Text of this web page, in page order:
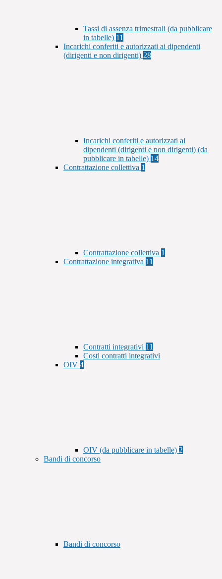
Tassi di assenza trimestrali (da pubblicare
in tabelle) 11
Incarichi conferiti e autorizzati ai dipendenti
(dirigenti e non dirigenti) 28
Incarichi conferiti e autorizzati ai
dipendenti (dirigenti e non dirigenti) (da
pubblicare in tabelle) 14
Contrattazione collettiva 1
Contrattazione collettiva 1
Contrattazione integrativa 11
Contratti integrativi 11
Costi contratti integrativi
OIV 4
OIV (da pubblicare in tabelle) 2
Bandi di concorso
Bandi di concorso